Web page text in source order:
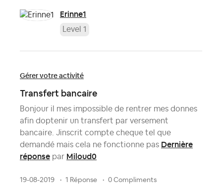
Erinne1
Level 1
Gérer votre activité
Transfert bancaire
Bonjour il mes impossible de rentrer mes donnes
afin doptenir un transfert par versement
bancaire. Jinscrit compte cheque tel que
demandé mais cela ne fonctionne pas Dernière
réponse par Miloud0
19-08-2019 1 Réponse 0 Compliments